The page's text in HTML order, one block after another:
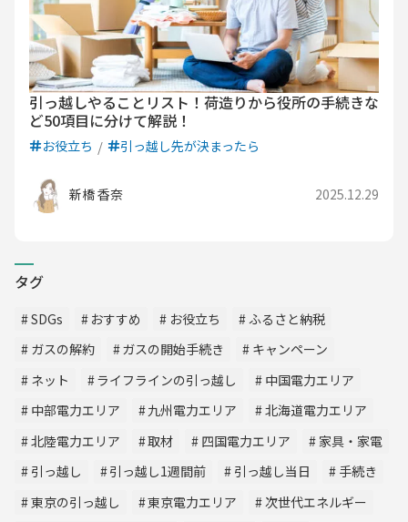
引っ越しやることリスト！荷造りから役所の手続きな
ど50項目に分けて解説！
お役立ち 引っ越し先が決まったら
新橋 香奈 2025.12.29
タグ
SDGs おすすめ お役立ち
ふるさと納税
ガスの解約
ガスの開始手続き
キャンペーン
ネット
ライフラインの引っ越し
中国電力エリア
中部電力エリア
九州電力エリア
北海道電力エリア
北陸電力エリア
取材 四国電力エリア
家具・家電
引っ越し
引っ越し1週間前 引っ越し当日
手続き
東京の引っ越し
東京電力エリア
次世代エネルギー